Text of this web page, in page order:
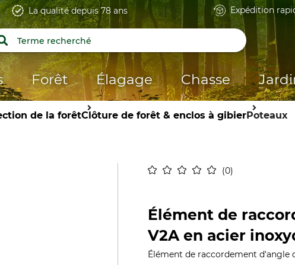
La qualité depuis 78 ans Expédition
Forêt Élagage Chasse
de la forêtClôture de forêt & enclos à gibierPoteaux
0
Élément de
V2A en acier
Élément de raccordement d'angle